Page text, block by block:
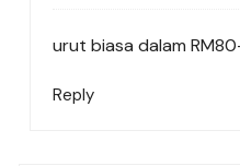
urut biasa dalam
Reply